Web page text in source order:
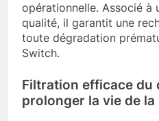
opérationnelle. Associé à
qualité, il garantit une
toute dégradation
Switch.
Filtration efficace du
prolonger la vie de